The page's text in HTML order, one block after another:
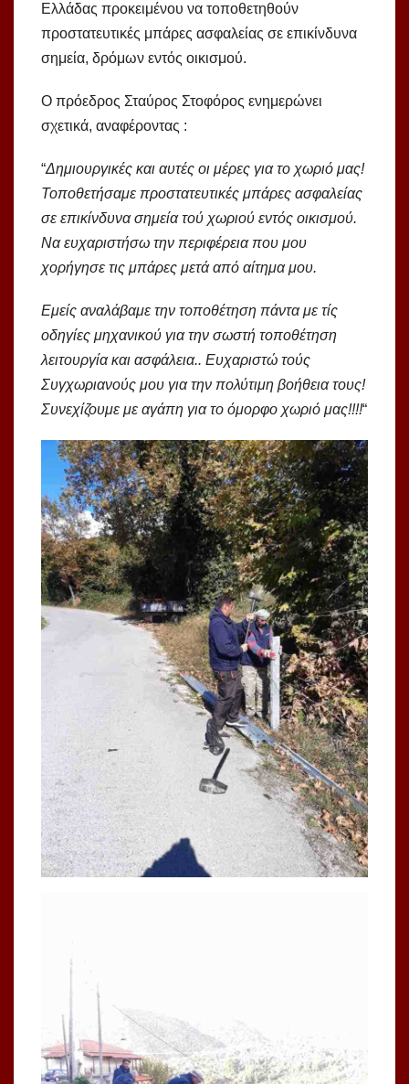
Ελλάδας προκειμένου να τοποθετηθούν
προστατευτικές μπάρες ασφαλείας σε επικίνδυνα
σημεία, δρόμων εντός οικισμού.
Ο πρόεδρος Σταύρος Στοφόρος ενημερώνει
σχετικά, αναφέροντας :
“Δημιουργικές και αυτές οι μέρες για το χωριό μας!
Τοποθετήσαμε προστατευτικές μπάρες ασφαλείας
σε επικίνδυνα σημεία τού χωριού εντός οικισμού.
Να ευχαριστήσω την περιφέρεια που μου
χορήγησε τις μπάρες μετά από αίτημα μου.
Εμείς αναλάβαμε την τοποθέτηση πάντα με τίς
οδηγίες μηχανικού για την σωστή τοποθέτηση
λειτουργία και ασφάλεια.. Ευχαριστώ τούς
Συγχωριανούς μου για την πολύτιμη βοήθεια τους!
Συνεχίζουμε με αγάπη για το όμορφο χωριό μας!!!!“